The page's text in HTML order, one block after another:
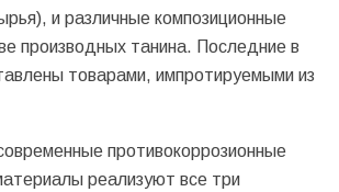
и различные композиционные
производных танина. Последние в
товарами, импротируемыми из
противокоррозионные
реализуют все три